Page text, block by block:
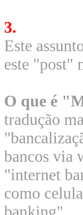
3.
Este
este "post"
O que é
tradução
bancos via
"internet
como